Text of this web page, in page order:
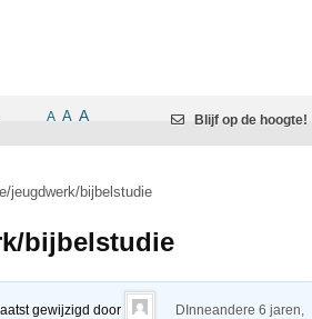
A A A Blijf op de hoogte!
jeugdwerk/bijbelstudie
bijbelstudie
gewijzigd door DInneandere 6 jaren,